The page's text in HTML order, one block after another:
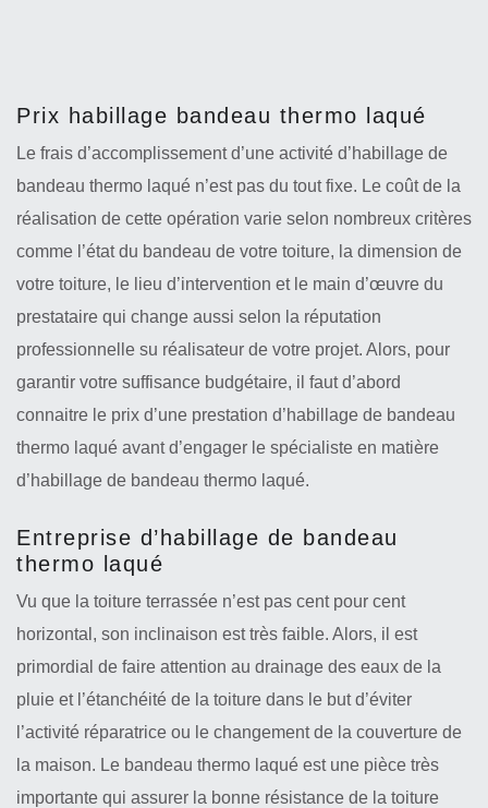
Prix habillage bandeau thermo laqué
Le frais d’accomplissement d’une activité d’habillage de
bandeau thermo laqué n’est pas du tout fixe. Le coût de la
réalisation de cette opération varie selon nombreux critères
comme l’état du bandeau de votre toiture, la dimension de
votre toiture, le lieu d’intervention et le main d’œuvre du
prestataire qui change aussi selon la réputation
professionnelle su réalisateur de votre projet. Alors, pour
garantir votre suffisance budgétaire, il faut d’abord
connaitre le prix d’une prestation d’habillage de bandeau
thermo laqué avant d’engager le spécialiste en matière
d’habillage de bandeau thermo laqué.
Entreprise d’habillage de bandeau
thermo laqué
Vu que la toiture terrassée n’est pas cent pour cent
horizontal, son inclinaison est très faible. Alors, il est
primordial de faire attention au drainage des eaux de la
pluie et l’étanchéité de la toiture dans le but d’éviter
l’activité réparatrice ou le changement de la couverture de
la maison. Le bandeau thermo laqué est une pièce très
importante qui assurer la bonne résistance de la toiture